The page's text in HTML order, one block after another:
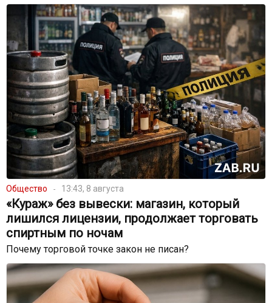
Общество 13:43, 8 августа
«Кураж» без вывески: магазин, который
лишился лицензии, продолжает торговать
спиртным по ночам
Почему торговой точке закон не писан?